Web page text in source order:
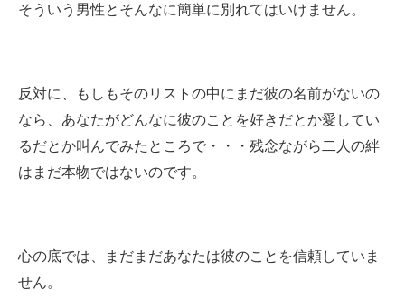
そういう男性とそんなに簡単に別れてはいけません。
反対に、もしもそのリストの中にまだ彼の名前がないの
なら、あなたがどんなに彼のことを好きだとか愛してい
るだとか叫んでみたところで・・・残念ながら二人の絆
はまだ本物ではないのです。
心の底では、まだまだあなたは彼のことを信頼していま
せん。